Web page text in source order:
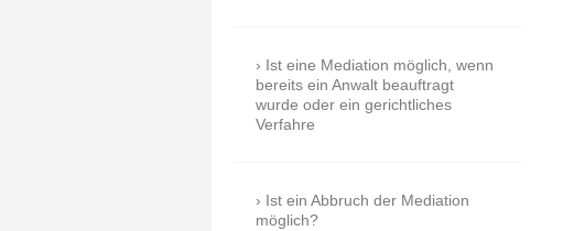
Ist eine Mediation möglich, wenn
bereits ein Anwalt beauftragt
wurde oder ein gerichtliches
Verfahre
Ist ein Abbruch der Mediation
möglich?